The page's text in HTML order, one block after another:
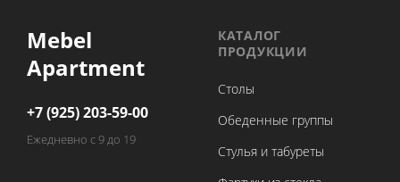
Mebel
Apartment
+7 (925) 203-59-00
Ежедневно с 9 до 19
КАТАЛОГ
ПРОДУКЦИИ
Столы
Обеденные группы
Стулья и табуреты